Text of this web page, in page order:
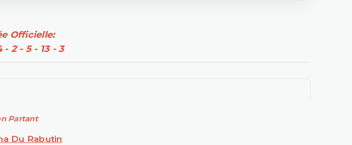
Officielle:
- 2 - 5 - 13 - 3
Partant
Du Rabutin